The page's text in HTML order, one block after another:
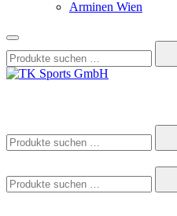
Arminen Wien
nach:
nach:
nach: